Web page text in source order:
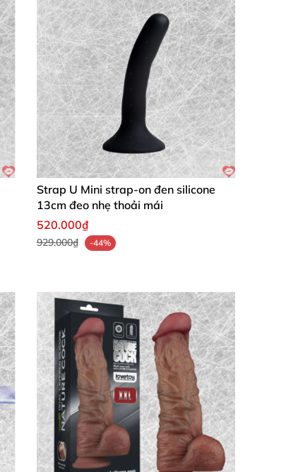
Strap U Mini strap-on đen silicone
13cm đeo nhẹ thoải mái
520.000₫
929.000₫ -44%